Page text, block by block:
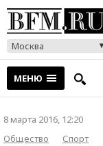
Москва
МЕНЮ
8 марта 2016, 12:20
Общество
Спорт